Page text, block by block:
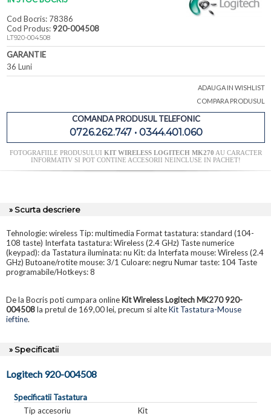
Cod Bocris: 78386
Cod Produs: 920-004508
LT920-004508
GARANTIE
36 Luni
ADAUGA IN WISHLIST
COMPARA PRODUSUL
COMANDA PRODUSUL TELEFONIC
0726.262.747 • 0344.401.060
FOTOGRAFIILE PRODUSULUI KIT WIRELESS LOGITECH MK270 AU CARACTER
INFORMATIV SI POT CONTINE ACCESORII NEINCLUSE IN PACHET!
» Scurta descriere
Tehnologie: wireless Tip: multimedia Format tastatura: standard (104-
108 taste) Interfata tastatura: Wireless (2.4 GHz) Taste numerice
(keypad): da Tastatura iluminata: nu Kit: da Interfata mouse: Wireless (2.4
GHz) Butoane/rotite mouse: 3/1 Culoare: negru Numar taste: 104 Taste
programabile/Hotkeys: 8
De la Bocris poti cumpara online Kit Wireless Logitech MK270 920-
004508la pretul de 169,00 lei, precum si alteKit Tastatura-Mouse
ieftine.
» Specificatii
Logitech 920-004508
Specificatii Tastatura
Tip accesoriu
Kit